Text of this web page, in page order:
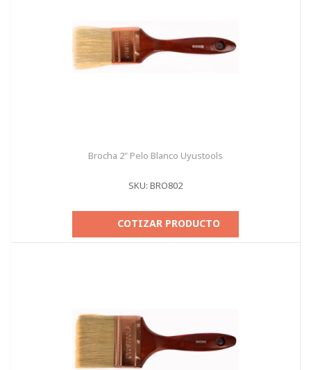
Brocha 2" Pelo Blanco Uyustools
SKU: BRO802
COTIZAR PRODUCTO